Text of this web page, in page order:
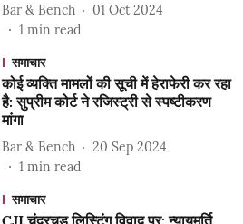
Bar & Bench
01 Oct 2024
1 min read
समाचार
कोई व्यक्ति मामलों की सूची में हेराफेरी कर रहा
है: सुप्रीम कोर्ट ने रजिस्ट्री से स्पष्टीकरण
मांगा
Bar & Bench
20 Sep 2024
1 min read
समाचार
CJI चंद्रचूड लिस्टिंग विवाद पर: न्यायमूर्ति